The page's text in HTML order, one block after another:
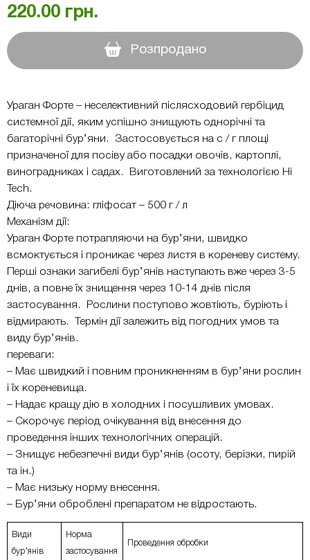
220.00 грн.
Розпродано
Ураган Форте – неселективний післясходовий гербіцид
системної дії, яким успішно знищують однорічні та
багаторічні бур’яни. Застосовується на с / г площі
призначеної для посіву або посадки овочів, картоплі,
виноградниках і садах. Виготовлений за технологією Ні
Tech.
Діюча речовина: гліфосат – 500 г / л
Механізм дії:
Ураган Форте потрапляючи на бур’яни, швидко
всмоктується і проникає через листя в кореневу систему.
Перші ознаки загибелі бур’янів наступають вже через 3-5
днів, а повне їх знищення через 10-14 днів після
застосування. Рослини поступово жовтіють, буріють і
відмирають. Термін дії залежить від погодних умов та
виду бур’янів.
переваги:
– Має швидкий і повним проникненням в бур’яни рослин
і їх кореневища.
– Надає кращу дію в холодних і посушливих умовах.
– Скорочує період очікування від внесення до
проведення інших технологічних операцій.
– Знищує небезпечні види бур’янів (осоту, берізки, пирій
та ін.)
– Має низьку норму внесення.
– Бур’яни оброблені препаратом не відростають.
Види
бур’янів
Норма
застосування
Проведення обробки